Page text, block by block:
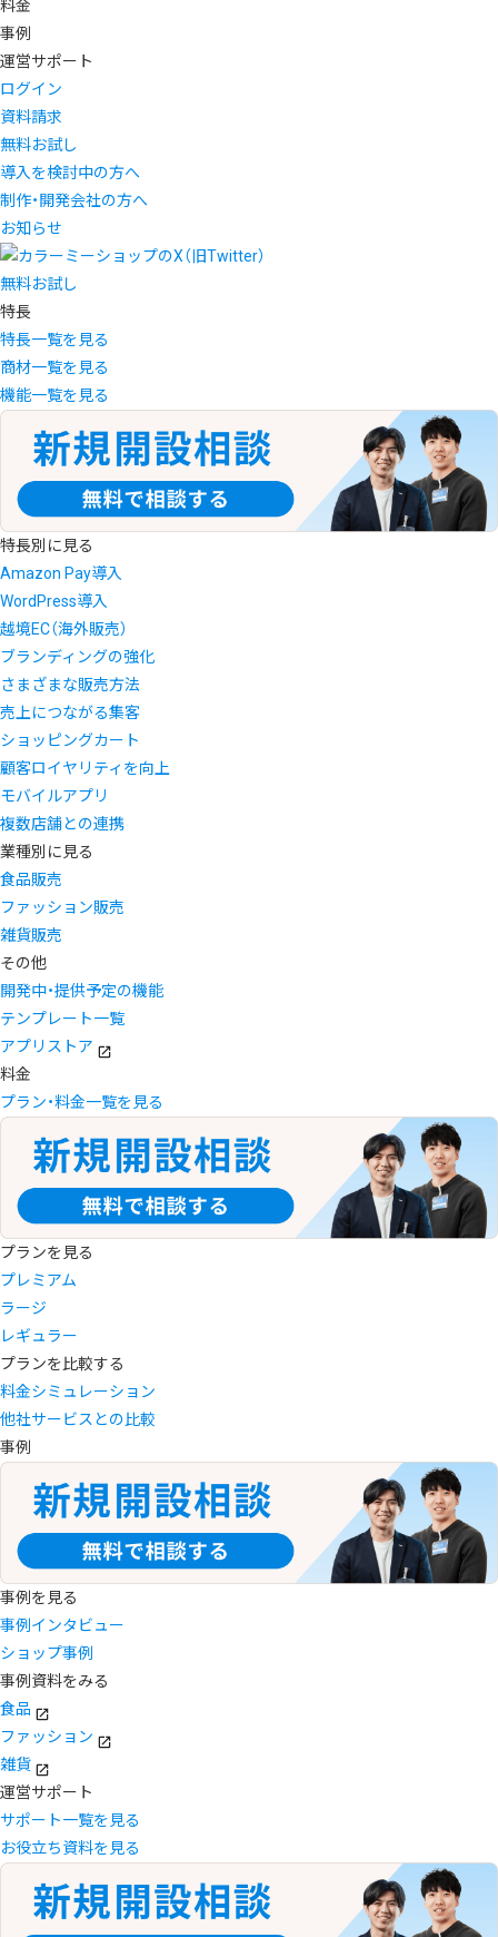
料金
事例
運営サポート
ログイン
資料請求
無料お試し
導入を検討中の方へ
制作・開発会社の方へ
お知らせ
無料お試し
特長
特長一覧を見る
商材一覧を見る
機能一覧を見る
特長別に見る
Amazon Pay導入
WordPress導入
越境EC（海外販売）
ブランディングの強化
さまざまな販売方法
売上につながる集客
ショッピングカート
顧客ロイヤリティを向上
モバイルアプリ
複数店舗との連携
業種別に見る
食品販売
ファッション販売
雑貨販売
その他
開発中・提供予定の機能
テンプレート一覧
アプリストア
料金
プラン・料金一覧を見る
プランを見る
プレミアム
ラージ
レギュラー
プランを比較する
料金シミュレーション
他社サービスとの比較
事例
事例を見る
事例インタビュー
ショップ事例
事例資料をみる
食品
ファッション
雑貨
運営サポート
サポート一覧を見る
お役立ち資料を見る